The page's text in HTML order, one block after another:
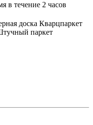
в течение 2 часов
доска Кварцпаркет
паркет